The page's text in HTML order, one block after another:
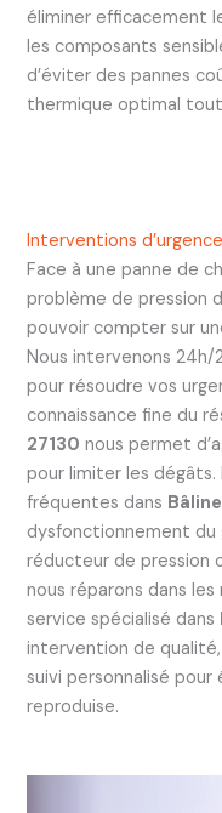
éliminer efficacement
les composants
d’éviter des pannes
thermique optimal
Interventions
Face à une panne de
problème de pression
pouvoir compter sur
Nous intervenons
pour résoudre vos
connaissance fine du
27130 nous permet
pour limiter les dégâts.
fréquentes dans
dysfonctionnement du
réducteur de pression
nous réparons dans les
service spécialisé dans
intervention de
suivi personnalisé
reproduise.